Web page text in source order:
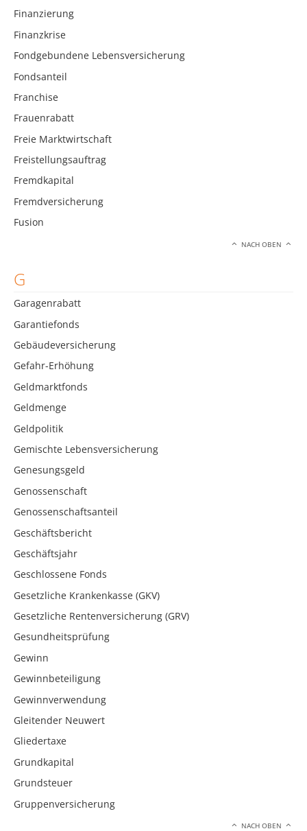
Finanzierung
Finanzkrise
Fondgebundene Lebensversicherung
Fondsanteil
Franchise
Frauenrabatt
Freie Marktwirtschaft
Freistellungsauftrag
Fremdkapital
Fremdversicherung
Fusion
NACH OBEN
G
Garagenrabatt
Garantiefonds
Gebäudeversicherung
Gefahr-Erhöhung
Geldmarktfonds
Geldmenge
Geldpolitik
Gemischte Lebensversicherung
Genesungsgeld
Genossenschaft
Genossenschaftsanteil
Geschäftsbericht
Geschäftsjahr
Geschlossene Fonds
Gesetzliche Krankenkasse (GKV)
Gesetzliche Rentenversicherung (GRV)
Gesundheitsprüfung
Gewinn
Gewinnbeteiligung
Gewinnverwendung
Gleitender Neuwert
Gliedertaxe
Grundkapital
Grundsteuer
Gruppenversicherung
NACH OBEN